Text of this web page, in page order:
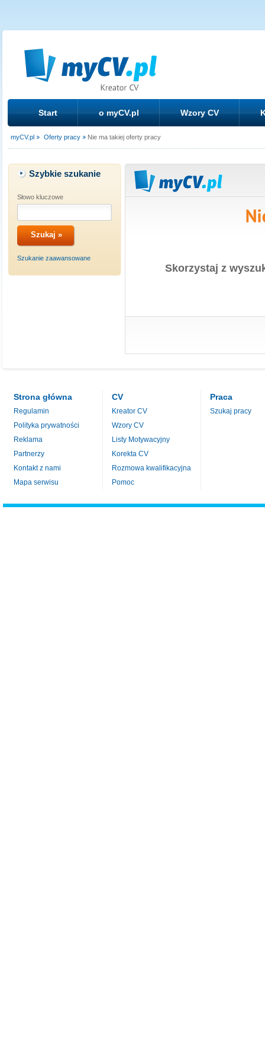
Start o myCV.pl Wzory CV
myCV.pl Oferty pracy Nie ma takiej oferty pracy
Szybkie szukanie
Słowo kluczowe
Szukanie zaawansowane
Skorzystaj z
Strona główna
Regulamin
Polityka prywatności
Reklama
Partnerzy
Kontakt z nami
Mapa serwisu
CV
Kreator CV
Wzory CV
Listy Motywacyjny
Korekta CV
Rozmowa kwalifikacyjna
Pomoc
Praca
Szukaj pracy